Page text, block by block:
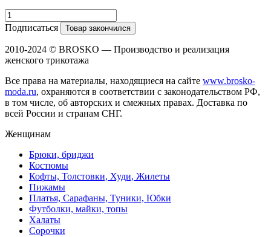
Подписаться Товар закончился
2010-2024 © BROSKO — Производство и реализация
женского трикотажа
Все права на материалы, находящиеся на сайте www.brosko-
moda.ru, охраняются в соответствии с законодательством РФ,
в том числе, об авторских и смежных правах. Доставка по
всей России и странам СНГ.
Женщинам
Брюки, бриджи
Костюмы
Кофты, Толстовки, Худи, Жилеты
Пижамы
Платья, Сарафаны, Туники, Юбки
Футболки, майки, топы
Халаты
Сорочки